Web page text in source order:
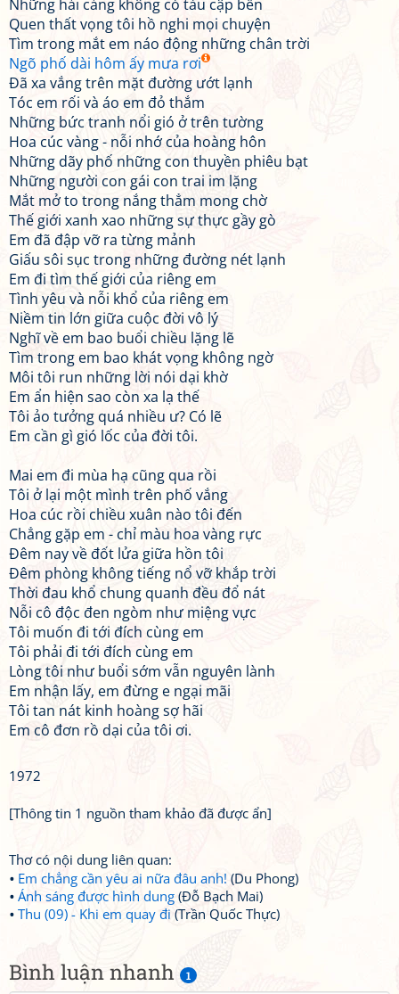
Bình luận nhanh 1
Những hải cảng không có tàu cập bến
Quen thất vọng tôi hồ nghi mọi chuyện
Tìm trong mắt em náo động những chân trời
Ngõ phố dài hôm ấy mưa rơi
Đã xa vắng trên mặt đường ướt lạnh
Tóc em rối và áo em đỏ thắm
Những bức tranh nổi gió ở trên tường
Hoa cúc vàng - nỗi nhớ của hoàng hôn
Những dãy phố những con thuyền phiêu bạt
Những người con gái con trai im lặng
Mắt mở to trong nắng thẳm mong chờ
Thế giới xanh xao những sự thực gầy gò
Em đã đập vỡ ra từng mảnh
Giấu sôi sục trong những đường nét lạnh
Em đi tìm thế giới của riêng em
Tình yêu và nỗi khổ của riêng em
Niềm tin lớn giữa cuộc đời vô lý
Nghĩ về em bao buổi chiều lặng lẽ
Tìm trong em bao khát vọng không ngờ
Môi tôi run những lời nói dại khờ
Em ẩn hiện sao còn xa lạ thế
Tôi ảo tưởng quá nhiều ư? Có lẽ
Em cần gì gió lốc của đời tôi.
Mai em đi mùa hạ cũng qua rồi
Tôi ở lại một mình trên phố vắng
Hoa cúc rồi chiều xuân nào tôi đến
Chẳng gặp em - chỉ màu hoa vàng rực
Đêm nay về đốt lửa giữa hồn tôi
Đêm phòng không tiếng nổ vỡ khắp trời
Thời đau khổ chung quanh đều đổ nát
Nỗi cô độc đen ngòm như miệng vực
Tôi muốn đi tới đích cùng em
Tôi phải đi tới đích cùng em
Lòng tôi như buổi sớm vẫn nguyên lành
Em nhận lấy, em đừng e ngại mãi
Tôi tan nát kinh hoàng sợ hãi
Em cô đơn rồ dại của tôi ơi.
1972
[Thông tin 1 nguồn tham khảo đã được ẩn]
Thơ có nội dung liên quan:
Em chẳng cần yêu ai nữa đâu anh! (Du Phong)
Ánh sáng được hình dung (Đỗ Bạch Mai)
Thu (09) - Khi em quay đi (Trần Quốc Thực)